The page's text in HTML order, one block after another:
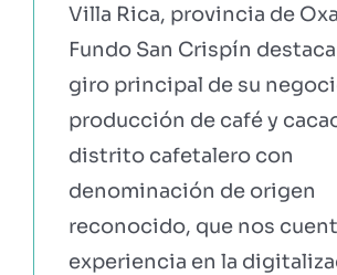
Villa Rica, provincia de
Fundo San Crispín
giro principal de su
producción de café y
distrito cafetalero con
denominación de origen
reconocido, que nos
experiencia en la